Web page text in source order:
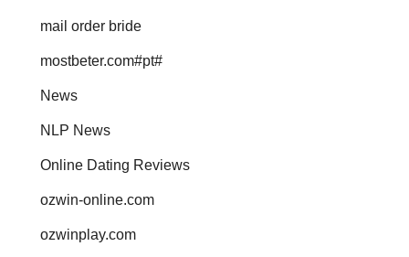
mail order bride
mostbeter.com#pt#
News
NLP News
Online Dating Reviews
ozwin-online.com
ozwinplay.com